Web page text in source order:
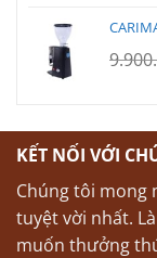
KẾT NỐI VỚI
Chúng tôi mong
tuyệt vời nhất.
muốn thưởng